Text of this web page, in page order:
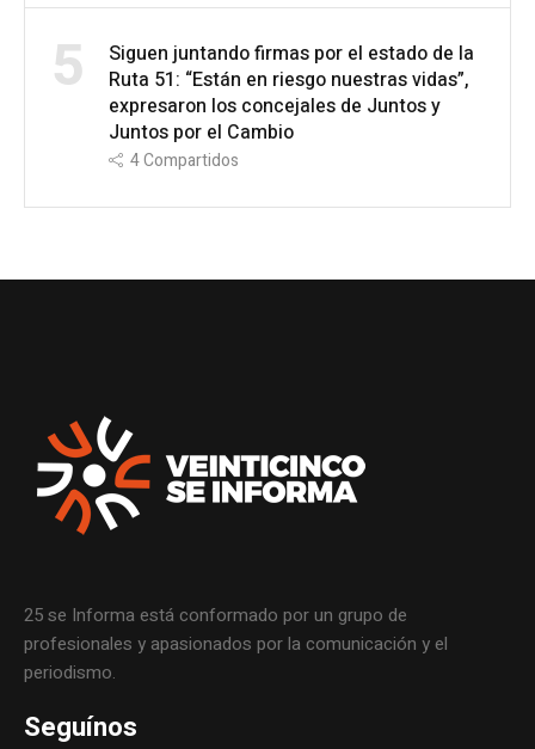
5
Siguen juntando firmas por el estado de la
Ruta 51: “Están en riesgo nuestras vidas”,
expresaron los concejales de Juntos y
Juntos por el Cambio
4Compartidos
25 se Informa está conformado por un grupo de
profesionales y apasionados por la comunicación y el
periodismo.
Seguínos